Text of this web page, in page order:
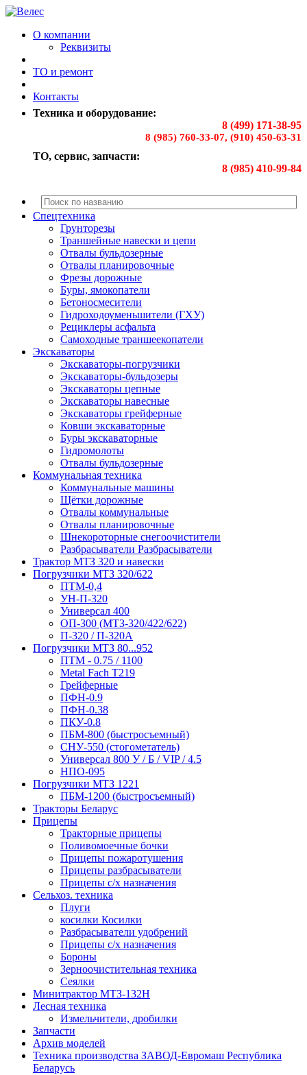
О компании
Реквизиты
ТО и ремонт
Контакты
Техника и оборудование:
8 (499) 171-38-95
8 (985) 760-33-07, (910) 450-63-31
ТО, сервис, запчасти:
8 (985) 410-99-84
Спецтехника
Грунторезы
Траншейные навески и цепи
Отвалы бульдозерные
Отвалы планировочные
Фрезы дорожные
Буры, ямокопатели
Бетоносмесители
Гидроходоуменьшители (ГХУ)
Рециклеры асфальта
Самоходные траншеекопатели
Экскаваторы
Экскаваторы-погрузчики
Экскаваторы-бульдозеры
Экскаваторы цепные
Экскаваторы навесные
Экскаваторы грейферные
Ковши экскаваторные
Буры экскаваторные
Гидромолоты
Отвалы бульдозерные
Коммунальная техника
Коммунальные машины
Щётки дорожные
Отвалы коммунальные
Отвалы планировочные
Шнекороторные снегоочистители
Разбрасыватели Разбрасыватели
Трактор МТЗ 320 и навески
Погрузчики МТЗ 320/622
ПТМ-0,4
УН-П-320
Универсал 400
ОП-300 (МТЗ-320/422/622)
П-320 / П-320А
Погрузчики МТЗ 80...952
ПТМ - 0.75 / 1100
Metal Fach T219
Грейферные
ПФН-0.9
ПФН-0.38
ПКУ-0.8
ПБМ-800 (быстросъемный)
СНУ-550 (стогометатель)
Универсал 800 У / Б / VIP / 4.5
НПО-095
Погрузчики МТЗ 1221
ПБМ-1200 (быстросъемный)
Тракторы Беларус
Прицепы
Тракторные прицепы
Поливомоечные бочки
Прицепы пожаротушения
Прицепы разбрасыватели
Прицепы с/х назначения
Сельхоз. техника
Плуги
косилки Косилки
Разбрасыватели удобрений
Прицепы с/х назначения
Бороны
Зерноочистительная техника
Сеялки
Минитрактор МТЗ-132Н
Лесная техника
Измельчители, дробилки
Запчасти
Архив моделей
Техника производства ЗАВОД-Евромаш Республика
Беларусь